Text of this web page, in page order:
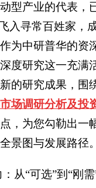
型产业的代表，
入寻常百姓家，
为中研普华的资
度研究这一充满
的研究成果，围
场调研分析及投
，为您勾勒出一
景图与发展路径。
从“可选”到“刚